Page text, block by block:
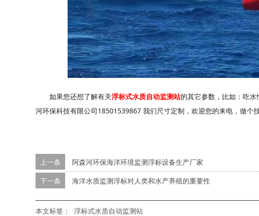
如果您还想了解有关浮标式水质自动监测站的其它参数，比如：吃
河环保科技有限公司18501539867 我们尺寸定制，欢迎您的来电，做个技
上一条
阿森河环保海洋环境监测浮标设备生产厂家
下一条 海洋水质监测浮标对人类和水产养殖的重要性
本文标签： 浮标式水质自动监测站